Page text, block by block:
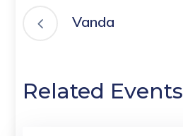
Vanda
Related Events